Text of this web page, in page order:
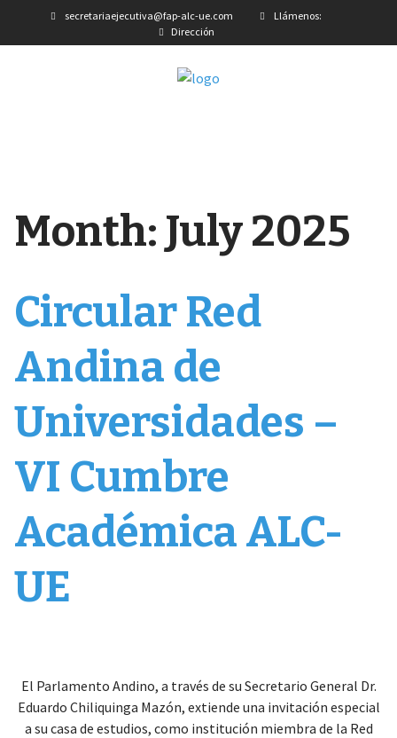
secretariaejecutiva@fap-alc-ue.com
Llámenos:
Dirección
Month: July 2025
Circular Red
Andina de
Universidades –
VI Cumbre
Académica ALC-
UE
El Parlamento Andino, a través de su Secretario General Dr.
Eduardo Chiliquinga Mazón, extiende una invitación especial
a su casa de estudios, como institución miembra de la Red